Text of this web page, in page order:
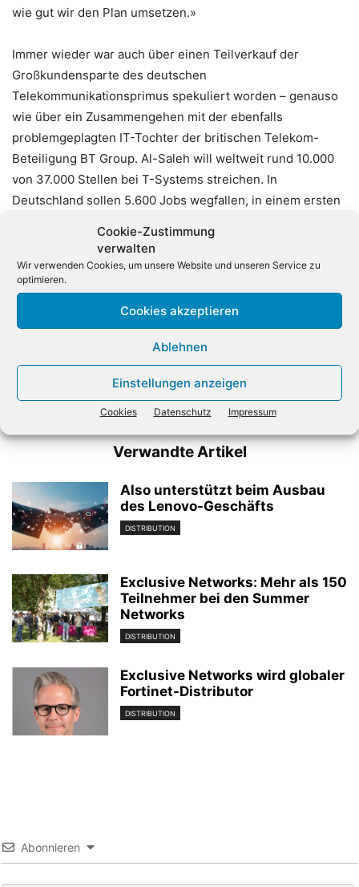
Cookie-Zustimmung
verwalten
Wir verwenden Cookies, um unsere Website und unseren Service zu
optimieren.
Cookies akzeptieren
Ablehnen
Einstellungen anzeigen
Cookies Datenschutz Impressum
wie gut wir den Plan umsetzen.»
Immer wieder war auch über einen Teilverkauf der
Großkundensparte des deutschen
Telekommunikationsprimus spekuliert worden – genauso
wie über ein Zusammengehen mit der ebenfalls
problemgeplagten IT-Tochter der britischen Telekom-
Beteiligung BT Group. Al-Saleh will weltweit rund 10.000
von 37.000 Stellen bei T-Systems streichen. In
Deutschland sollen 5.600 Jobs wegfallen, in einem ersten
Handelskonflikt sorgt für
höhere Apple-Preise
Mölck wird Distributions
Account Manager bei Axis
Verwandte Artikel
Also unterstützt beim Ausbau
des Lenovo-Geschäfts
DISTRIBUTION
Exclusive Networks: Mehr als 150
Teilnehmer bei den Summer
Networks
DISTRIBUTION
Exclusive Networks wird globaler
Fortinet-Distributor
DISTRIBUTION
Abonnieren